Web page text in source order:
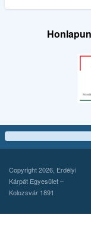
Copyright 2026, Erdélyi
Kárpát Egyesület –
Kolozsvár 1891